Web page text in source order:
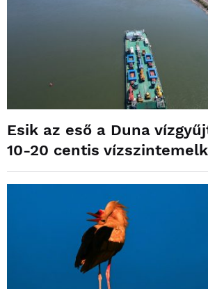
Esik az eső a Duna
10-20 centis